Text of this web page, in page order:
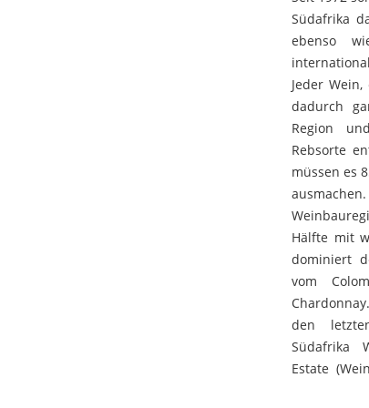
Südafrika
ebenso
Jeder
dadurch
Region
Rebsorte
müssen es
Hälfte mit
dominiert
vom
den
Südafrika
Estate
mehrere